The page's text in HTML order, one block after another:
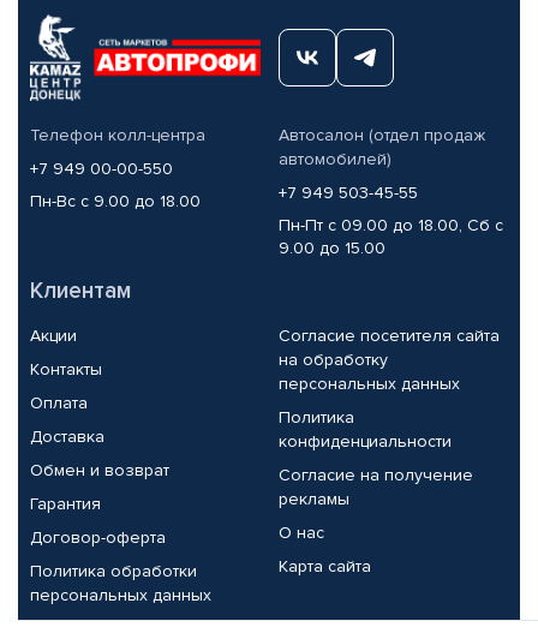
Телефон колл-центра
+7 949 00-00-550
Пн-Вс с 9.00 до 18.00
Автосалон (отдел продаж
автомобилей)
+7 949 503-45-55
Пн-Пт с 09.00 до 18.00, Сб с
9.00 до 15.00
Клиентам
Акции
Контакты
Оплата
Доставка
Обмен и возврат
Гарантия
Договор-оферта
Политика обработки
персональных данных
Согласие посетителя сайта
на обработку
персональных данных
Политика
конфиденциальности
Согласие на получение
рекламы
О нас
Карта сайта